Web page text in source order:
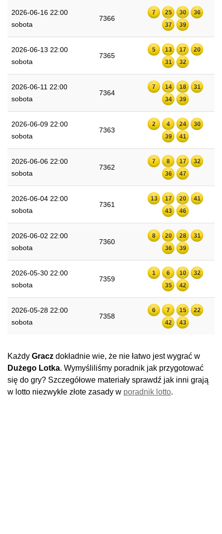
2026-06-16 22:00
sobota
7366
7 25 30
36
37
39
2026-06-13 22:00
sobota
7365
5 13 17
20
31
32
2026-06-11 22:00
sobota
7364
7 14 18
31
34
39
2026-06-09 22:00
sobota
7363
2 4 24
30
39
41
2026-06-06 22:00
sobota
7362
7 8 17
32
36
47
2026-06-04 22:00
sobota
7361
13 17 20
41
43
46
2026-06-02 22:00
sobota
7360
8 20 28
31
36
39
2026-05-30 22:00
sobota
7359
1 6 10
32
35
42
2026-05-28 22:00
sobota
7358
6 7 15
22
42
43
Każdy Gracz dokładnie wie, że nie łatwo jest wygrać w
Dużego Lotka. Wymyśliliśmy poradnik jak przygotować
się do gry? Szczegółowe materiały sprawdź jak inni grają
w lotto niezwykłe złote zasady w poradnik lotto.